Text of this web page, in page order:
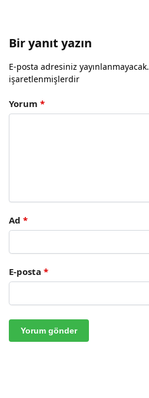
Bir yanıt yazın
E-posta adresiniz yayınlanmayacak.
işaretlenmişlerdir
Yorum *
Ad *
E-posta *